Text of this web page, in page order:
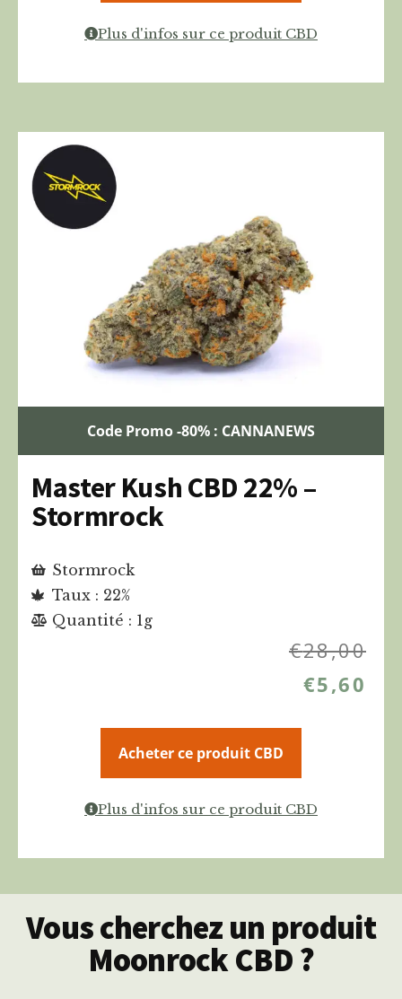
Plus d'infos sur ce produit CBD
Code Promo -80% : CANNANEWS
Master Kush CBD 22% –
Stormrock
Stormrock
Taux : 22%
Quantité : 1g
€28,00
€5,60
Acheter ce produit CBD
Plus d'infos sur ce produit CBD
Vous cherchez un produit
Moonrock CBD ?